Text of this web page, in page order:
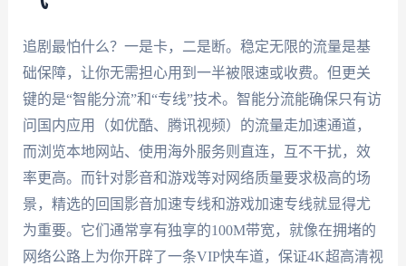
追剧最怕什么？一是卡，二是断。稳定无限的流量是基
础保障，让你无需担心用到一半被限速或收费。但更关
键的是“智能分流”和“专线”技术。智能分流能确保只有访
问国内应用（如优酷、腾讯视频）的流量走加速通道，
而浏览本地网站、使用海外服务则直连，互不干扰，效
率更高。而针对影音和游戏等对网络质量要求极高的场
景，精选的回国影音加速专线和游戏加速专线就显得尤
为重要。它们通常享有独享的100M带宽，就像在拥堵的
网络公路上为你开辟了一条VIP快车道，保证4K超高清视